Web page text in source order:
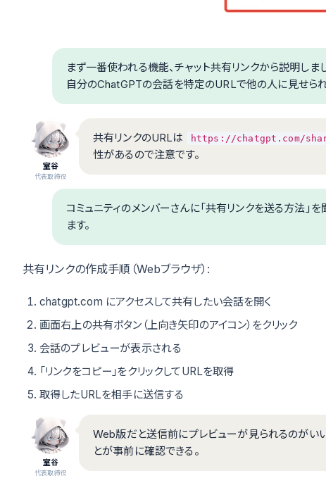
まず一番使われる機能、チャット共有リンクから説明し
自分のChatGPTの会話を特定のURLで他の人に見せられ
室谷
代表取締役
共有リンクのURLは https://chatgpt.com/
性があるので注意です。
コミュニティのメンバーさんに「共有リンクを送る方法」
ます。
共有リンクの作成手順（Webブラウザ）:
chatgpt.com にアクセスして共有したい会話を開く
画面右上の共有ボタン（上向き矢印のアイコン）をクリック
会話のプレビューが表示される
「リンクをコピー」をクリックしてURLを取得
取得したURLを相手に送信する
室谷
代表取締役
Web版だと送信前にプレビューが見られるのがいい
とが事前に確認できる。